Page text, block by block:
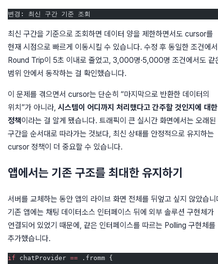
변경: 최신 구간 기준 조회
최신 구간을 기준으로 조회하면 데이터 양을 제한하면서도 cursor를
현재 시점으로 빠르게 이동시킬 수 있습니다. 수정 후 동일한 조건에서
Round Trip이 5초 이내로 줄었고, 3,000명·5,000명 조건에서도 같
범위 안에서 동작하는 걸 확인했습니다.
이 문제를 겪으면서 cursor는 단순히 “마지막으로 반환한 데이터의
위치”가 아니라, 시스템이 어디까지 처리했다고 간주할 것인지에 대한
정책이라는 걸 알게 됐습니다. 트래픽이 큰 실시간 화면에서는 오래된
구간을 순서대로 따라가는 것보다, 최신 상태를 안정적으로 유지하는
cursor 정책이 더 중요할 수 있습니다.
앱에서는 기존 구조를 최대한 유지하기
서버를 교체하는 동안 앱의 라이브 화면 전체를 뒤엎고 싶지 않았습니
기존 앱에는 채팅 데이터소스 인터페이스 뒤에 외부 솔루션 구현체가
연결되어 있었기 때문에, 같은 인터페이스를 따르는 Polling 구현체를
추가했습니다.
if chatProvider == .fromm {